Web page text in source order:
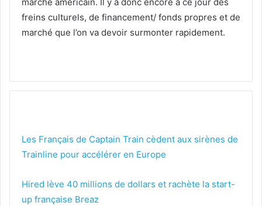
freins culturels, de financement/ fonds propres et de
marché que l’on va devoir surmonter rapidement.
Les Français de Captain Train cèdent aux sirènes de
Trainline pour accélérer en Europe
Hired lève 40 millions de dollars et rachète la start-
up française Breaz